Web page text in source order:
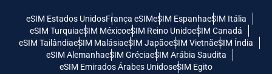
eSIM Estados UnidosFrança eSIMeSIM EspanhaeSIM Itália
eSIM TurquiaeSIM MéxicoeSIM Reino UnidoeSIM Canadá
eSIM TailândiaeSIM MalásiaeSIM JapãoeSIM VietnãeSIM Índia
eSIM AlemanhaeSIM GréciaeSIM Arábia Saudita
eSIM Emirados Árabes UnidoseSIM Egito